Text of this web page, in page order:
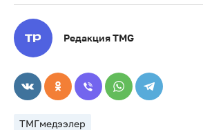
Редакция TMG
ТМГмедээлер